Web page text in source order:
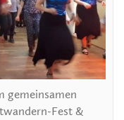
gemeinsamen
Fest &